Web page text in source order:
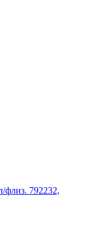
флиз. 792232,